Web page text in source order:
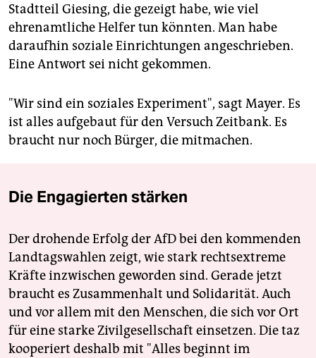
Stadtteil Giesing, die gezeigt habe, wie viel
ehrenamtliche Helfer tun könnten. Man habe
daraufhin soziale Einrichtungen angeschrieben.
Eine Antwort sei nicht gekommen.
"Wir sind ein soziales Experiment", sagt Mayer. Es
ist alles aufgebaut für den Versuch Zeitbank. Es
braucht nur noch Bürger, die mitmachen.
Die Engagierten stärken
Der drohende Erfolg der AfD bei den kommenden
Landtagswahlen zeigt, wie stark rechtsextreme
Kräfte inzwischen geworden sind. Gerade jetzt
braucht es Zusammenhalt und Solidarität. Auch
und vor allem mit den Menschen, die sich vor Ort
für eine starke Zivilgesellschaft einsetzen. Die taz
kooperiert deshalb mit "Alles beginnt im